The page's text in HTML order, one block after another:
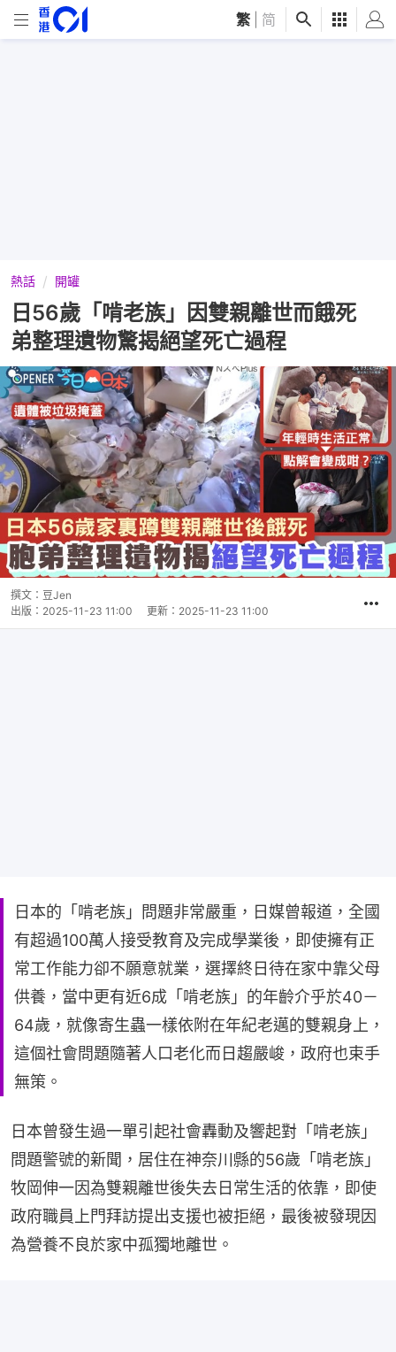
繁 简
熱話 開罐
日56歲「啃老族」因雙親離世而餓死
弟整理遺物驚揭絕望死亡過程
撰文： 豆Jen
出版： 2025-11-23 11:00 更新： 2025-11-23 11:00
日本的「啃老族」問題非常嚴重，日媒曾報道，全國
有超過100萬人接受教育及完成學業後，即使擁有正
常工作能力卻不願意就業，選擇終日待在家中靠父母
供養，當中更有近6成「啃老族」的年齡介乎於40－
64歲，就像寄生蟲一樣依附在年紀老邁的雙親身上，
這個社會問題隨著人口老化而日趨嚴峻，政府也束手
無策。
日本曾發生過一單引起社會轟動及響起對「啃老族」
問題警號的新聞，居住在神奈川縣的56歲「啃老族」
牧岡伸一因為雙親離世後失去日常生活的依靠，即使
政府職員上門拜訪提出支援也被拒絕，最後被發現因
為營養不良於家中孤獨地離世。